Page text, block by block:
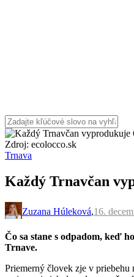
Zdroj: ecolocco.sk
Trnava
Každý Trnavčan
Zuzana Húleková,16.
Čo sa stane s odpadom, keď
Trnave.
Priemerný človek zje v